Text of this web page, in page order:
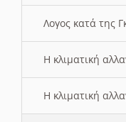
Λογος κατά της
Η κλιματική
Η κλιματική